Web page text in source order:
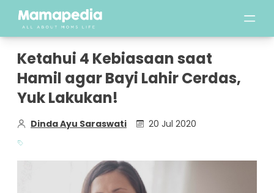
Ketahui 4 Kebiasaan saat
Hamil agar Bayi Lahir Cerdas,
Yuk Lakukan!
Dinda Ayu Saraswati 20 Jul 2020